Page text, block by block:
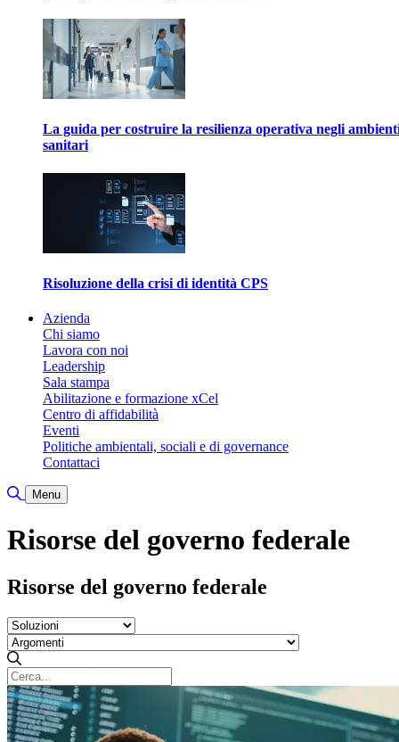
La guida per costruire la resilienza operativa negli
sanitari
Risoluzione della crisi di identità CPS
Azienda
Chi siamo
Lavora con noi
Leadership
Sala stampa
Abilitazione e formazione xCel
Centro di affidabilità
Eventi
Politiche ambientali, sociali e di governance
Contattaci
Attiva/disattiva ricerca
Menu
Risorse del governo federale
Risorse del governo federale